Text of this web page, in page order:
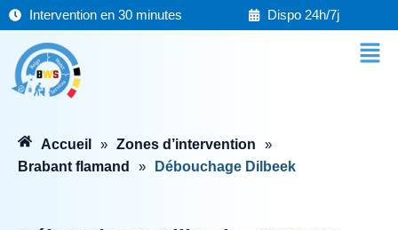
Aller
au
contenu
Intervention en 30 minutes Dispo 24h/7j
Menu
Accueil » Zones d’intervention »
Brabant flamand » Débouchage Dilbeek